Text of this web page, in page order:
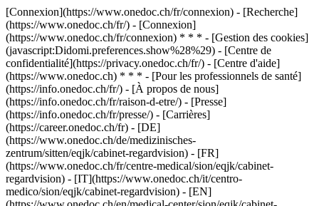
[Connexion](https://www.onedoc.ch/fr/connexion) - [Recherche]
(https://www.onedoc.ch/fr/) - [Connexion]
(https://www.onedoc.ch/fr/connexion) * * * - [Gestion des cookies]
(javascript:Didomi.preferences.show%28%29) - [Centre de
confidentialité](https://privacy.onedoc.ch/fr/) - [Centre d'aide]
(https://www.onedoc.ch) * * * - [Pour les professionnels de santé]
(https://info.onedoc.ch/fr/) - [À propos de nous]
(https://info.onedoc.ch/fr/raison-d-etre/) - [Presse]
(https://info.onedoc.ch/fr/presse/) - [Carrières]
(https://career.onedoc.ch/fr) - [DE]
(https://www.onedoc.ch/de/medizinisches-
zentrum/sitten/eqjk/cabinet-regardvision) - [FR]
(https://www.onedoc.ch/fr/centre-medical/sion/eqjk/cabinet-
regardvision) - [IT](https://www.onedoc.ch/it/centro-
medico/sion/eqjk/cabinet-regardvision) - [EN]